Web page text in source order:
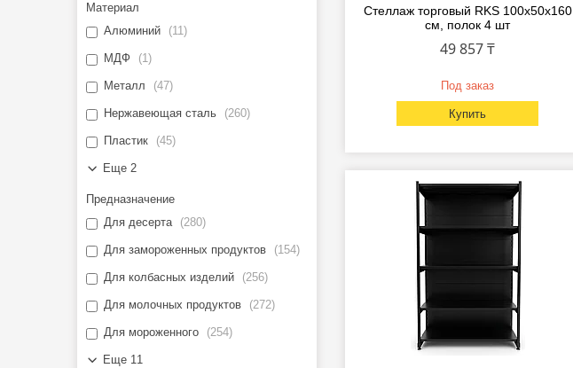
Стеллаж торговый RKS 100x50x160
см, полок 4 шт
49 857 ₸
Под заказ
Купить
Материал
Алюминий
11
МДФ 1
Металл 47
Нержавеющая сталь 260
Пластик 45
Еще 2
Предназначение
Для десерта
280
Для замороженных продуктов 154
Для колбасных изделий 256
Для молочных продуктов 272
Для мороженного 254
Еще 11